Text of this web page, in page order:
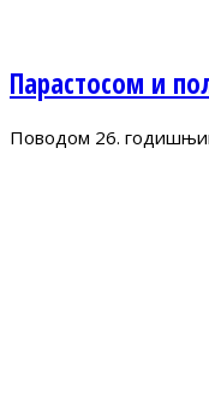
Парастосом и
Поводом 26.